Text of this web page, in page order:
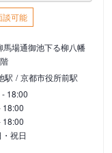
談可能
場通御池下る柳八幡
駅
京都市役所前駅
18:00
18:00
18:00
祝日